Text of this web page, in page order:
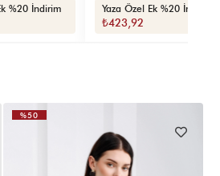
%20 İndirim
Yaza Özel Ek %20 İndirim
₺423,92
%50